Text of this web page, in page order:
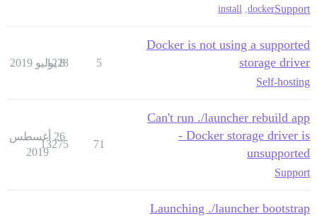
Support
docker
,
install
Docker is not using a supported
storage driver
Self-hosting
5
1228
8 يوليو 2019
Can't run ./launcher rebuild app
- Docker storage driver is
unsupported
Support
71
13275
26 أغسطس
2019
Launching ./launcher bootstrap